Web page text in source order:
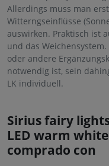
Allerdings muss man
Witterngseinflüsse
auswirken. Praktisch ist
und das
oder andere
notwendig ist, sein
LK individuell.
Sirius fairy
LED warm
comprado con